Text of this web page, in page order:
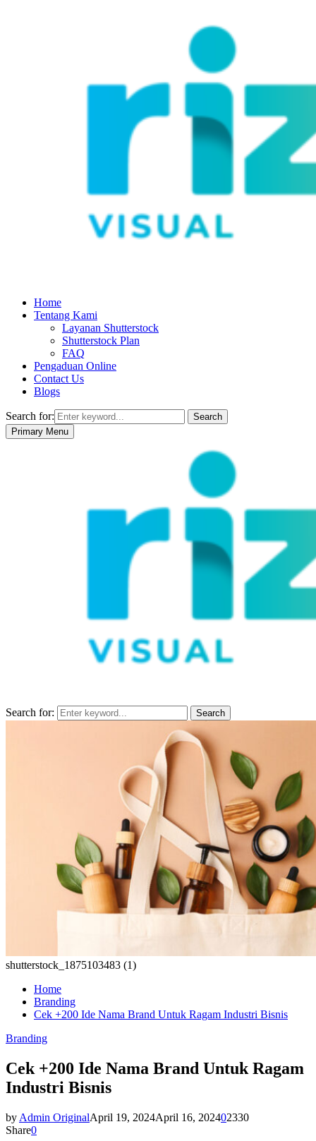
Home
Tentang Kami
Layanan Shutterstock
Shutterstock Plan
FAQ
Pengaduan Online
Contact Us
Blogs
Search for:
Search
Primary Menu
Search for: Search
shutterstock_1875103483 (1)
Home
Branding
Cek +200 Ide Nama Brand Untuk Ragam Industri Bisnis
Branding
Cek +200 Ide Nama Brand Untuk Ragam
Industri Bisnis
by Admin OriginalApril 19, 2024April 16, 202402330
Share0